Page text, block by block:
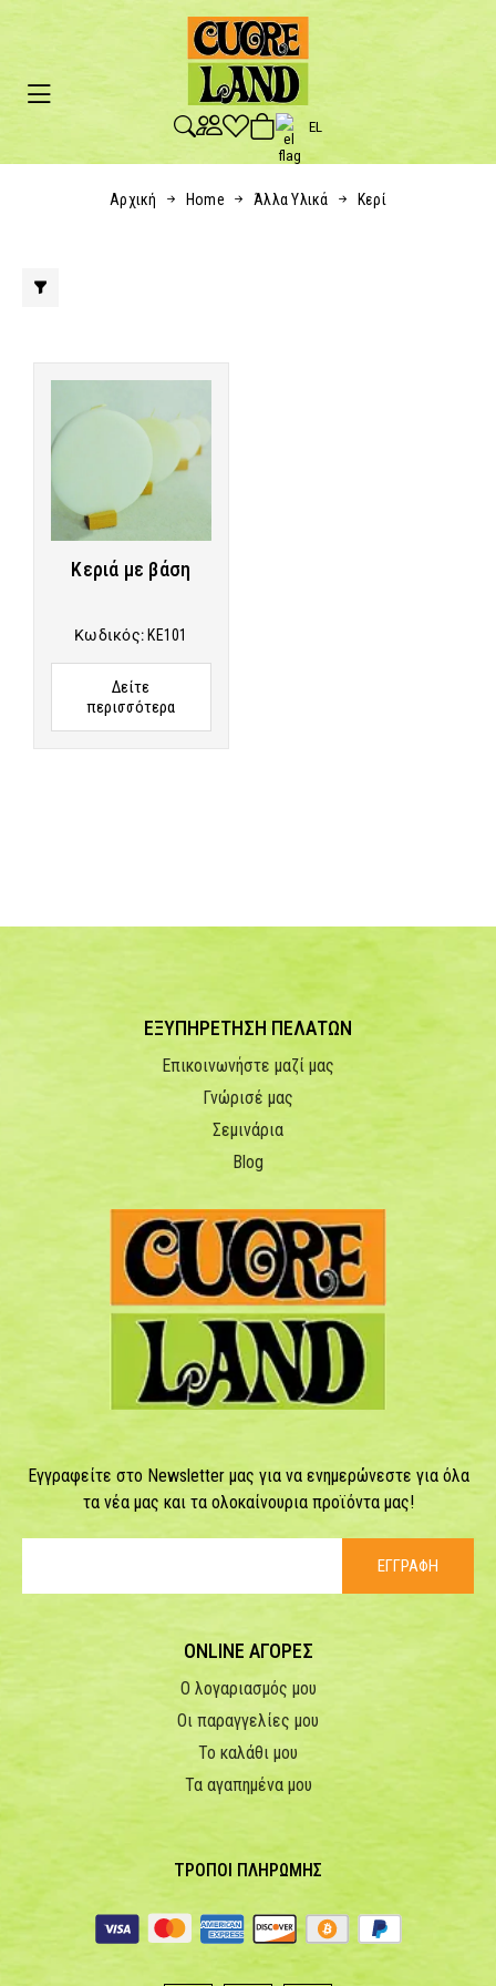
EL
Αρχική Home Άλλα Υλικά Κερί
Κεριά με βάση
Κωδικός:KE101
Δείτε
περισσότερα
ΕΞΥΠΗΡΕΤΗΣΗ ΠΕΛΑΤΩΝ
Επικοινωνήστε μαζί μας
Γνώρισέ μας
Σεμινάρια
Blog
Εγγραφείτε στο Newsletter μας για να ενημερώνεστε για όλα
τα νέα μας και τα ολοκαίνουρια προϊόντα μας!
ΕΓΓΡΑΦΗ
ONLINE ΑΓΟΡΕΣ
Ο λογαριασμός μου
Οι παραγγελίες μου
Το καλάθι μου
Τα αγαπημένα μου
ΤΡΟΠΟΙ ΠΛΗΡΩΜΗΣ